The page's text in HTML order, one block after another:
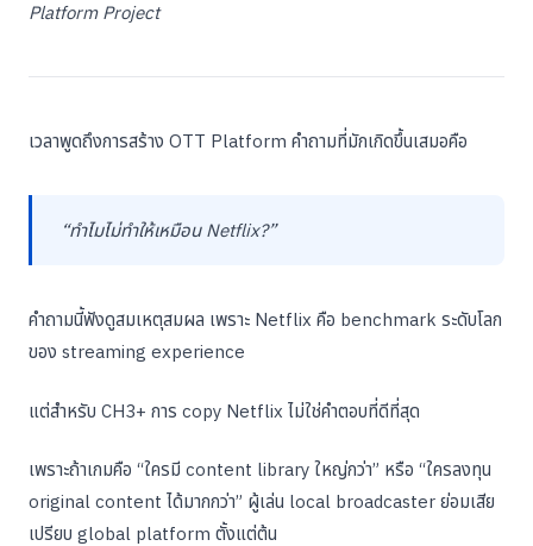
Platform Project
เวลาพูดถึงการสร้าง OTT Platform คำถามที่มักเกิดขึ้นเสมอคือ
“ทำไมไม่ทำให้เหมือน Netflix?”
คำถามนี้ฟังดูสมเหตุสมผล เพราะ Netflix คือ benchmark ระดับโลก
ของ streaming experience
แต่สำหรับ CH3+ การ copy Netflix ไม่ใช่คำตอบที่ดีที่สุด
เพราะถ้าเกมคือ “ใครมี content library ใหญ่กว่า” หรือ “ใครลงทุน
original content ได้มากกว่า” ผู้เล่น local broadcaster ย่อมเสีย
เปรียบ global platform ตั้งแต่ต้น